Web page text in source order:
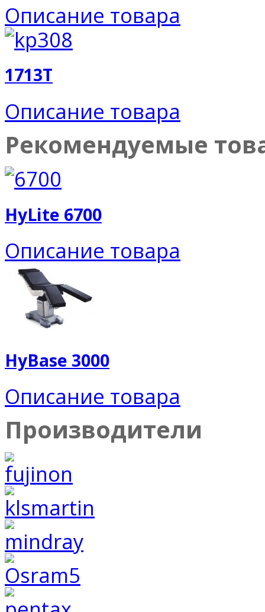
Описание товара
1713T
Описание товара
Рекомендуемые
HyLite 6700
Описание товара
HyBase 3000
Описание товара
Производители